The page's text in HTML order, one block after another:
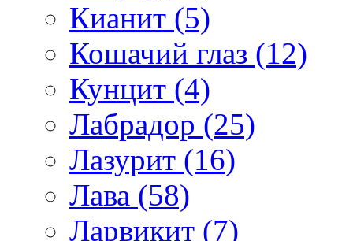
Кианит (5)
Кошачий глаз (12)
Кунцит (4)
Лабрадор (25)
Лазурит (16)
Лава (58)
Ларвикит (7)